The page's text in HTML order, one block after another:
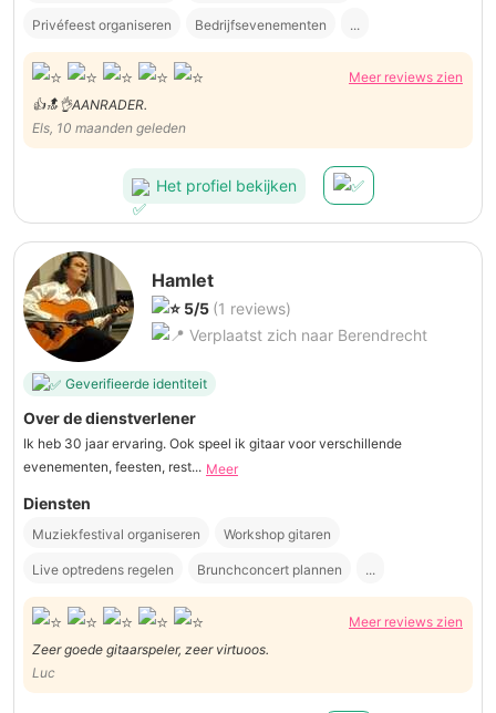
Privéfeest organiseren Bedrijfsevenementen ...
Meer reviews zien
👍🔝👌AANRADER.
Els, 10 maanden geleden
Het profiel bekijken
Hamlet
5/5 (1 reviews)
Verplaatst zich naar Berendrecht
Geverifieerde identiteit
Over de dienstverlener
Ik heb 30 jaar ervaring. Ook speel ik gitaar voor verschillende
evenementen, feesten, rest... Meer
Diensten
Muziekfestival organiseren Workshop gitaren
Live optredens regelen Brunchconcert plannen ...
Meer reviews zien
Zeer goede gitaarspeler, zeer virtuoos.
Luc